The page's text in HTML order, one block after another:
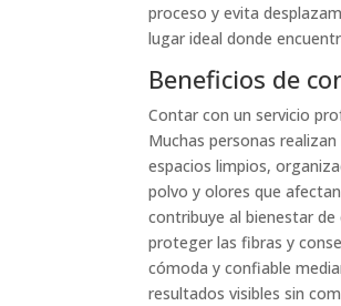
proceso y evita
lugar ideal donde
Beneficios de
Contar con un servicio
Muchas personas
espacios limpios,
polvo y olores que
contribuye al bienestar
proteger las fibras y
cómoda y confiable
resultados visibles sin